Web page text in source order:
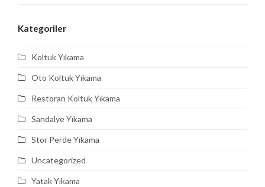
Kategoriler
Koltuk Yıkama
Oto Koltuk Yıkama
Restoran Koltuk Yıkama
Sandalye Yıkama
Stor Perde Yıkama
Uncategorized
Yatak Yıkama